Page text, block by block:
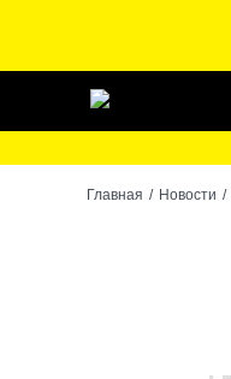
Главная / Новости /